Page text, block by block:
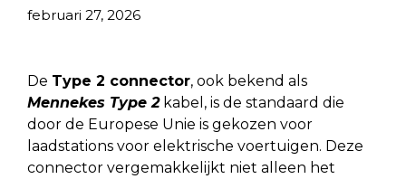
februari 27, 2026
De Type 2 connector, ook bekend als
Mennekes Type 2kabel, is de standaard die
door de Europese Unie is gekozen voor
laadstations voor elektrische voertuigen. Deze
connector vergemakkelijkt niet alleen het